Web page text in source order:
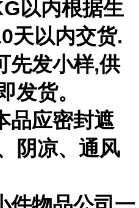
以内根据生
天以内交货.
先发小样,供
发货。
品应密封遮
阴凉、通风